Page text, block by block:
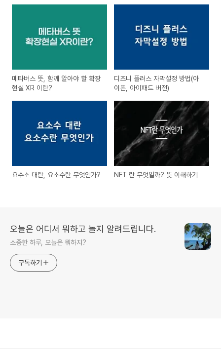
메타버스 뜻, 함께 알아야 할 확장
현실 XR 이란?
디즈니 플러스 자막설정 방법(아
이폰, 아이패드 버전)
요수소 대란, 요소수란 무엇인가? NFT 란 무엇일까? 뜻 이해하기
오늘은 어디서 뭐하고 놀지 알려드립니다.
소중한 하루, 오늘은 뭐하지?
구독하기